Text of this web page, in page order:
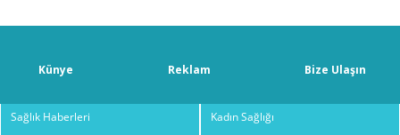
Künye Reklam Bize Ulaşın
Sağlık Haberleri
Kadın Sağlığı